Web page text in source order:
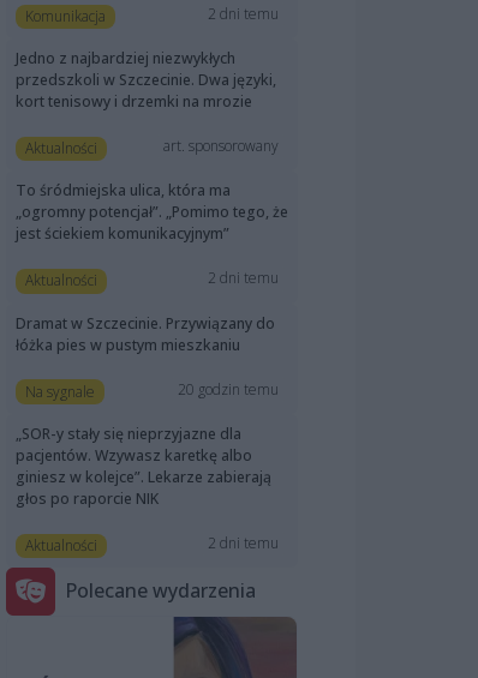
Komunikacja 2 dni temu
Jedno z najbardziej niezwykłych
przedszkoli w Szczecinie. Dwa języki,
kort tenisowy i drzemki na mrozie
Aktualności art. sponsorowany
To śródmiejska ulica, która ma
„ogromny potencjał”. „Pomimo tego, że
jest ściekiem komunikacyjnym”
Aktualności 2 dni temu
Dramat w Szczecinie. Przywiązany do
łóżka pies w pustym mieszkaniu
Na sygnale 20 godzin temu
„SOR-y stały się nieprzyjazne dla
pacjentów. Wzywasz karetkę albo
giniesz w kolejce”. Lekarze zabierają
głos po raporcie NIK
Aktualności 2 dni temu
Polecane wydarzenia